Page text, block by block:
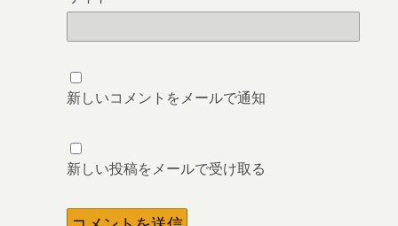
新しいコメントをメールで通知
新しい投稿をメールで受け取る